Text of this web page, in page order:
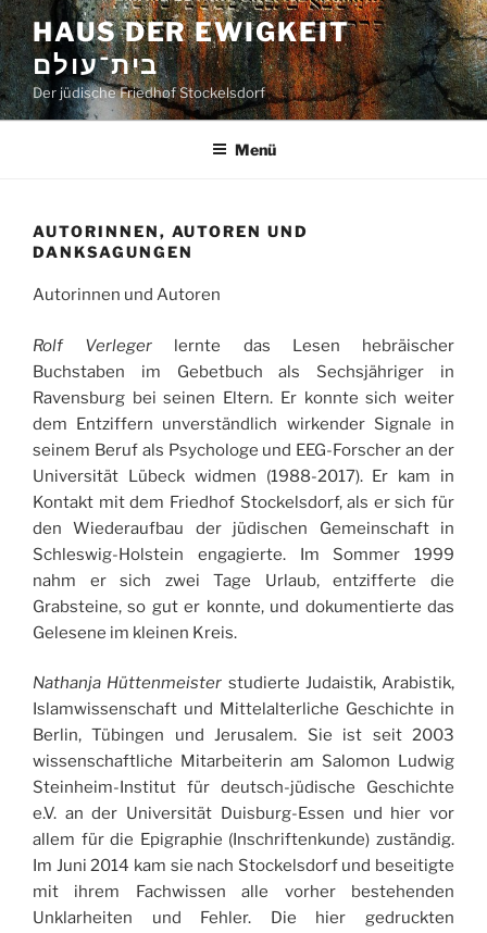
Zum
Inhalt
springen
HAUS DER EWIGKEIT
בית־עולם
Der jüdische Friedhof Stockelsdorf
Menü
AUTORINNEN, AUTOREN UND
DANKSAGUNGEN
Autorinnen und Autoren
Rolf Verleger lernte das Lesen hebräischer
Buchstaben im Gebetbuch als Sechsjähriger in
Ravensburg bei seinen Eltern. Er konnte sich weiter
dem Entziffern unverständlich wirkender Signale in
seinem Beruf als Psychologe und EEG-Forscher an der
Universität Lübeck widmen (1988-2017). Er kam in
Kontakt mit dem Friedhof Stockelsdorf, als er sich für
den Wiederaufbau der jüdischen Gemeinschaft in
Schleswig-Holstein engagierte. Im Sommer 1999
nahm er sich zwei Tage Urlaub, entzifferte die
Grabsteine, so gut er konnte, und dokumentierte das
Gelesene im kleinen Kreis.
Nathanja Hüttenmeister studierte Judaistik, Arabistik,
Islamwissenschaft und Mittelalterliche Geschichte in
Berlin, Tübingen und Jerusalem. Sie ist seit 2003
wissenschaftliche Mitarbeiterin am Salomon Ludwig
Steinheim-Institut für deutsch-jüdische Geschichte
e.V. an der Universität Duisburg-Essen und hier vor
allem für die Epigraphie (Inschriftenkunde) zuständig.
Im Juni 2014 kam sie nach Stockelsdorf und beseitigte
mit ihrem Fachwissen alle vorher bestehenden
Unklarheiten und Fehler. Die hier gedruckten